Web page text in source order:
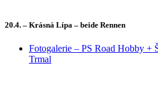
20.4. – Krásná Lípa – beide Rennen
Fotogalerie – PS Road Hobby +
Trmal